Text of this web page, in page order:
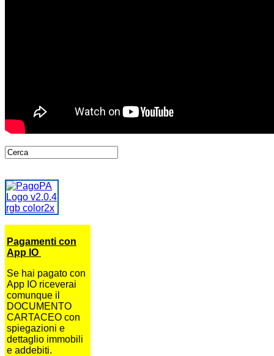
Pagamenti con
App IO
Se hai pagato con
App IO riceverai
comunque il
DOCUMENTO
CARTACEO con
spiegazioni e
dettaglio immobili
e addebiti.